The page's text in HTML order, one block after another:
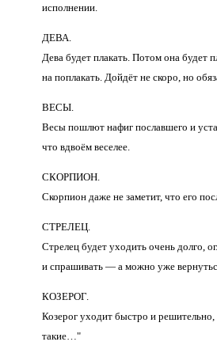
исполнении.
ДЕВА.
Дева будет плакать. Потом она будет
на поплакать. Дойдёт не скоро, но
ВЕСЫ.
Весы пошлют нафиг пославшего и
что вдвоём веселее.
СКОРПИОН.
Скорпион даже не заметит, что его
СТРЕЛЕЦ.
Стрелец будет уходить очень долго,
и спрашивать — а можно уже
КОЗЕРОГ.
Козерог уходит быстро и
такие…"